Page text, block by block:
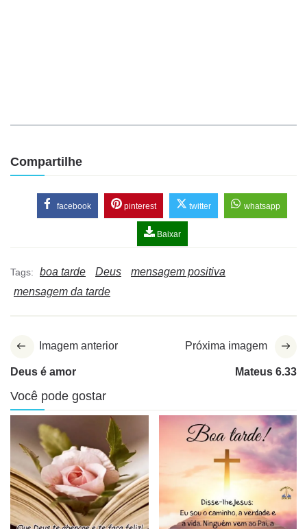
Compartilhe
facebook pinterest twitter whatsapp
Baixar
Tags: boa tarde Deus
mensagem positiva
mensagem da tarde
Imagem anterior
Deus é amor
Próxima imagem
Mateus 6.33
Você pode gostar